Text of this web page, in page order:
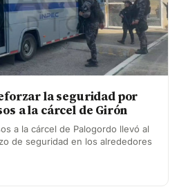
la seguridad por
a la cárcel de Girón
a la cárcel de Palogordo llevó al
de seguridad en los alrededores